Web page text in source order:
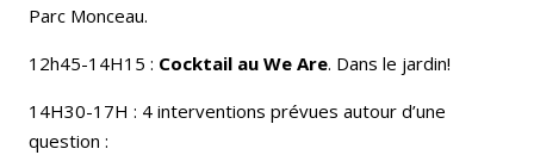
Parc Monceau.
12h45-14H15 : Cocktail au We Are. Dans le jardin!
14H30-17H : 4 interventions prévues autour d’une
question :